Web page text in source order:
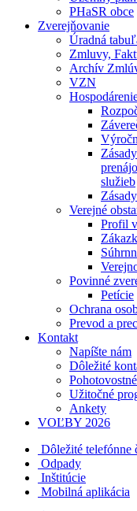
PHaSR obce
Zverejňovanie
Úradná
Zmluvy,
Archív
VZN
služieb
Verejné
Profil
Povinné
Petície
Ochrana
Prevod a
Kontakt
Napíšte nám
Dôležité
Užitočné
Ankety
VOĽBY 2026
Dôležité telefónne
Odpady
Inštitúcie
Mobilná aplikácia